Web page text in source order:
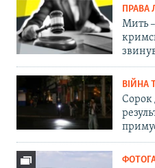
Мить
ВІЙНА
Сорок